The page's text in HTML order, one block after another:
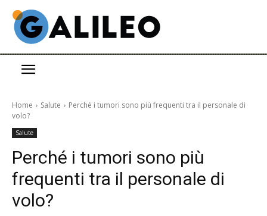
Home Salute
Perché i tumori sono più frequenti tra il personale di
volo?
Salute
Perché i tumori sono più
frequenti tra il personale di
volo?